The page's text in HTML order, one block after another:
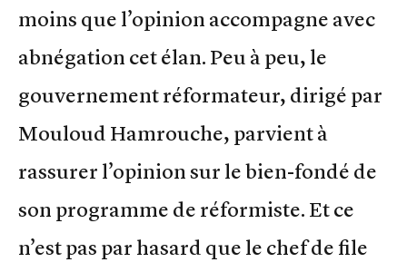
moins que l’opinion accompagne avec
abnégation cet élan. Peu à peu, le
gouvernement réformateur, dirigé par
Mouloud Hamrouche, parvient à
rassurer l’opinion sur le bien-fondé de
son programme de réformiste. Et ce
n’est pas par hasard que le chef de file